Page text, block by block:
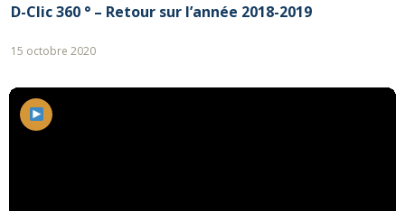
D-Clic 360 ° – Retour sur l’année 2018-2019
15 octobre 2020